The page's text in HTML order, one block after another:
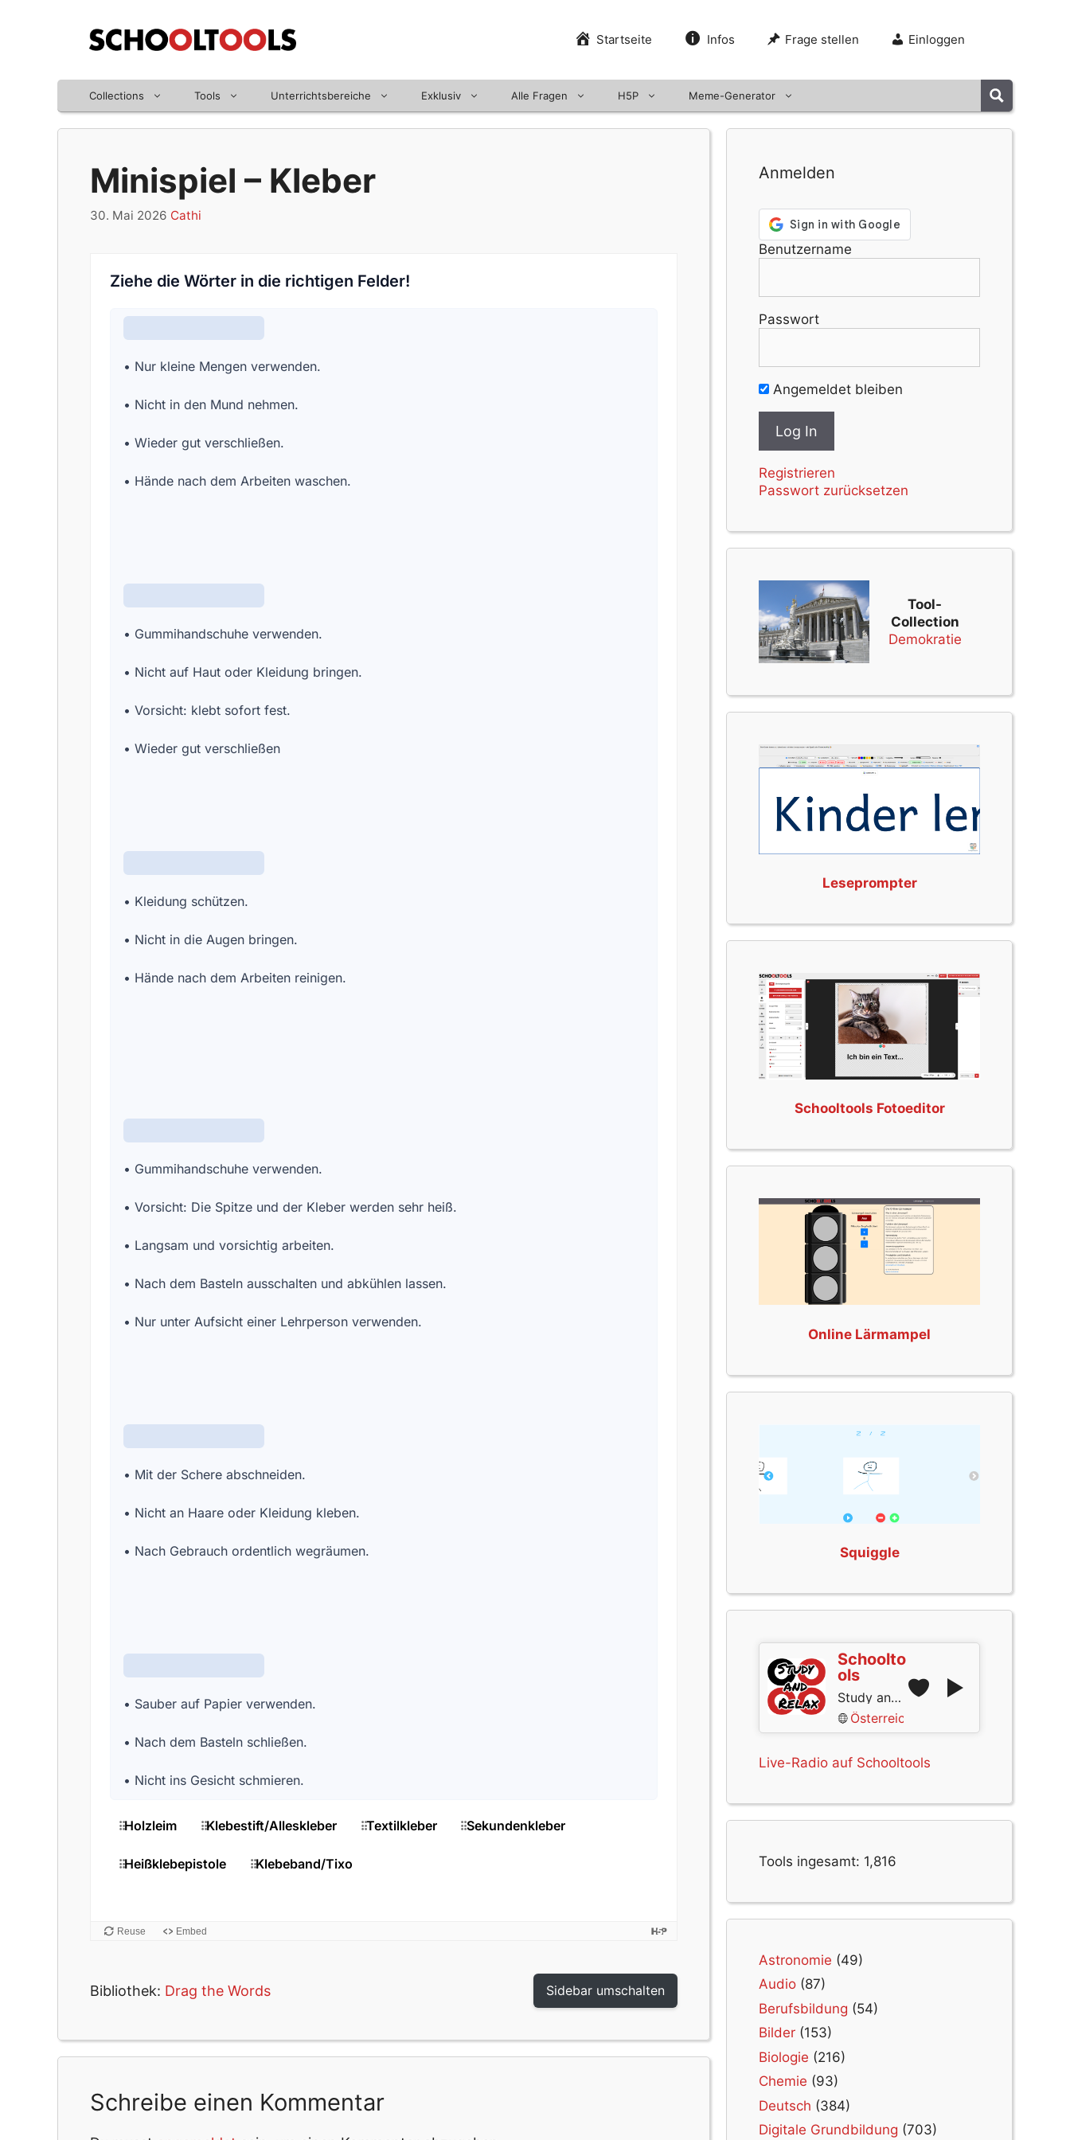
Startseite Infos Frage stellen Einloggen
Collections Tools Unterrichtsbereiche Exklusiv Alle Fragen H5P Meme-Generator
Minispiel – Kleber
30. Mai 2026 Cathi
Bibliothek: Drag the Words Sidebar umschalten
Schreibe einen Kommentar
Anmelden
Benutzername
Passwort
Angemeldet bleiben
Registrieren
Passwort zurücksetzen
Tool-
Collection
Demokratie
Leseprompter
Schooltools Fotoeditor
Online Lärmampel
Squiggle
Schoolto
ols
Study and Relax
Österreich
Live-Radio auf Schooltools
Tools ingesamt: 1,816
Astronomie (49)
Audio (87)
Berufsbildung (54)
Bilder (153)
Biologie (216)
Chemie (93)
Deutsch (384)
Digitale Grundbildung (703)